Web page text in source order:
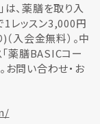
は、薬膳を取り入
レッスン3,000円
入会金無料）。中
薬膳BASICコー
お問い合わせ・お